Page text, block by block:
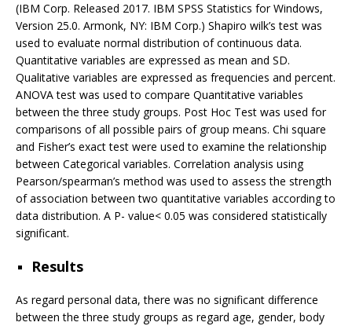
(IBM Corp. Released 2017. IBM SPSS Statistics for Windows,
Version 25.0. Armonk, NY: IBM Corp.) Shapiro wilk’s test was
used to evaluate normal distribution of continuous data.
Quantitative variables are expressed as mean and SD.
Qualitative variables are expressed as frequencies and percent.
ANOVA test was used to compare Quantitative variables
between the three study groups. Post Hoc Test was used for
comparisons of all possible pairs of group means. Chi square
and Fisher’s exact test were used to examine the relationship
between Categorical variables. Correlation analysis using
Pearson/spearman’s method was used to assess the strength
of association between two quantitative variables according to
data distribution. A P- value< 0.05 was considered statistically
significant.
Results
As regard personal data, there was no significant difference
between the three study groups as regard age, gender, body